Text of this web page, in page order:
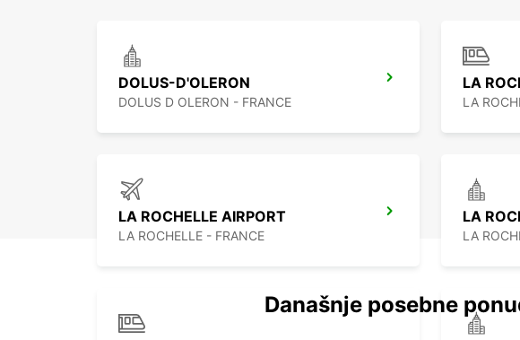
DOLUS-D'OLERON
DOLUS D OLERON - FRANCE
LA
LA
LA ROCHELLE AIRPORT
LA ROCHELLE - FRANCE
LA
LA
Današnje posebne